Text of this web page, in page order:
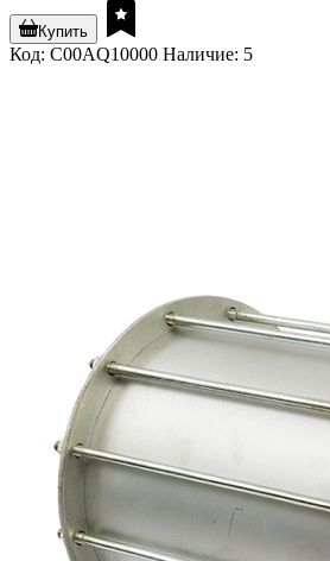
Купить
Код: C00AQ10000 Наличие: 5